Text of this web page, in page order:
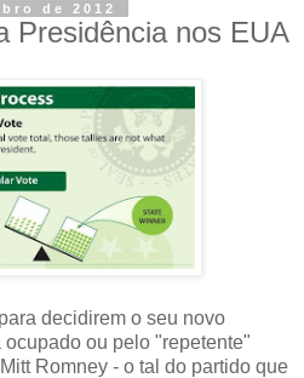
de 2012
Presidência nos EUA
decidirem o seu novo
ou pelo "repetente"
Romney - o tal do partido que